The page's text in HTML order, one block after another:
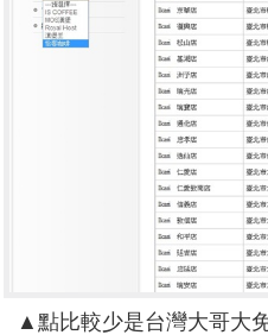
▲點比較少是台灣大哥大